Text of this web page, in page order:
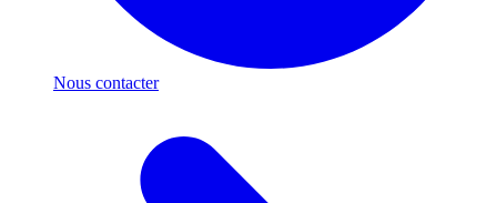
Nous contacter